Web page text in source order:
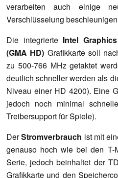
verarbeiten auch einige
Verschlüsselung
Die integrierte Intel
(GMA HD) Grafikkarte soll
zu 500-766 MHz getaktet
deutlich schneller werden als
Niveau einer HD 4200). Eine
jedoch noch minimal
Treibersupport für Spiele).
DerStromverbrauch ist mit
genauso hoch wie bei den
Serie, jedoch beinhaltet der
Grafikkarte und den